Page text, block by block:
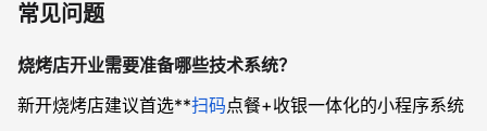
常见问题
烧烤店开业需要准备哪些技术系统？
新开烧烤店建议首选**扫码点餐+收银一体化的小程序系统